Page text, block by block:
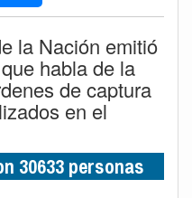
la Nación emitió
habla de la
de captura
en el
30633 personas